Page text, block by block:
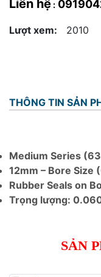
Liên hệ :
Lượt xem: 2010
THÔNG TIN SẢN
Medium Series
12mm – Bore Size
Rubber Seals on
Trọng lượng:
SẢN